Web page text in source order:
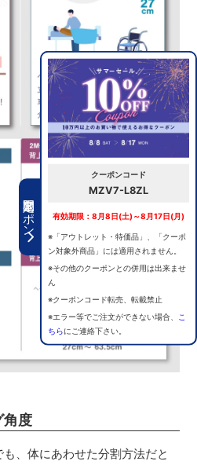
期間限定クーポン
クーポンコード
MZV7-L8ZL
有効期限：8月8日(土)～8月17日(月)
※「アウトレット・特価品」、「クーポ
ン対象外商品」には適用されません。
※その他のクーポンとの併用は出来ませ
ん
※クーポンコード転売、転載禁止
※エラー等でご注文ができない場合、
こ
ちらにご連絡下さい。
角度
、体にあわせた分割方法だと